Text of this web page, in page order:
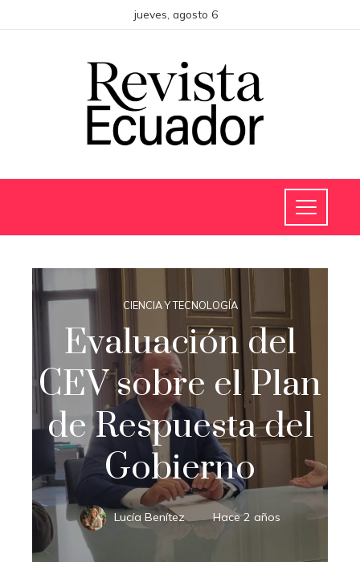
jueves, agosto 6
CIENCIA Y TECNOLOGÍA
Evaluación del
CEV sobre el Plan
de Respuesta del
Gobierno
Lucía Benítez Hace 2 años